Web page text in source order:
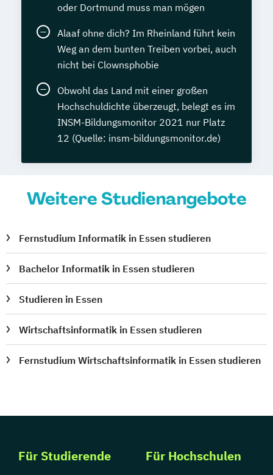
oder Dortmund muss man mögen
Alaaf ohne dich? Im Rheinland führt kein
Weg an dem bunten Treiben vorbei, auch
nicht bei Clownsphobie
Obwohl das Land mit einer großen
Hochschuldichte überzeugt, belegt es im
INSM-Bildungsmonitor 2021 nur Platz
12 (Quelle: insm-bildungsmonitor.de)
Weitere Studienangebote
Fernstudium Informatik in Essen studieren
Bachelor Informatik in Essen studieren
Studieren in Essen
Wirtschaftsinformatik in Essen studieren
Fernstudium Wirtschaftsinformatik in Essen studieren
Für Studierende Für Hochschulen